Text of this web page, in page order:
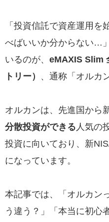
「投資信託で資産運用を
べばいいか分からない…
いるのが、 eMAXIS Slim
トリー） 、通称「オルカ
オルカンは、先進国から
分散投資ができる 人気の
投資に向いており、新
になっています。
本記事では、「オルカン
う違う？」「本当に初心